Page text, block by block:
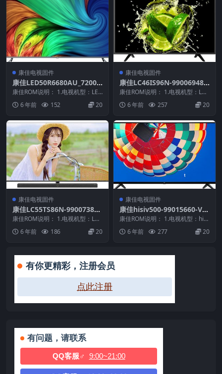
康佳电视固件
康佳LED50R6680AU_72000
711YT_99014371-V1.1.35_2
0141230原厂系统刷机电视固
件包下载
康佳ROM说明： 1.电视机型：LED
50R6680AU 2.物料号：99014...
6 年前 152 20
康佳电视固件
康佳LC46IS96N-99006948-
V1.1.00原厂系统刷机电视固
件包下载
康佳ROM说明： 1.电视机型：LC4
6IS96N 2.物料号：99006948...
6 年前 257 20
康佳电视固件
康佳LC55TS86N-99007387-
V1.0.01原厂系统刷机电视固
件包下载
康佳ROM说明： 1.电视机型：LC5
5TS86N 2.物料号：99007387...
6 年前 186 20
康佳电视固件
康佳hisiv500-99015660-V1.
0.05-LED65S1-72000166YT
原厂系统刷机电视固件包下载
康佳ROM说明： 1.电视机型：hisi
6 年前 277 20
有你更精彩，注册会员
点此注册
有问题，请联系
QQ客服♂ 9:00~21:00